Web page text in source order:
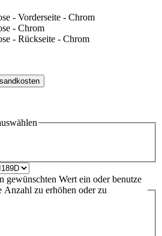
gewünschten Wert ein oder benutze
Anzahl zu erhöhen oder zu